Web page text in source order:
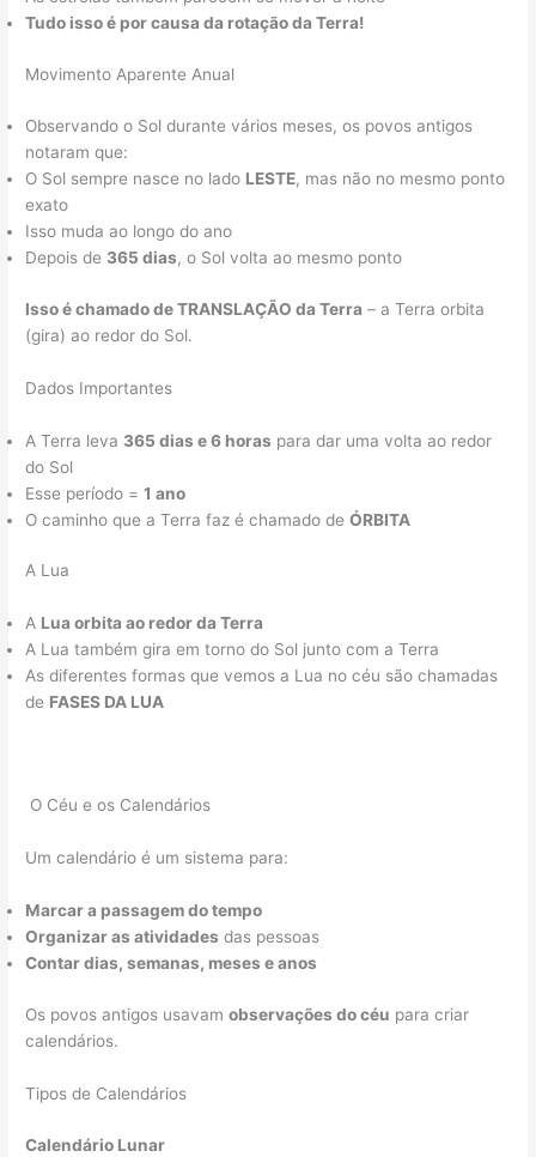
Tudo isso é por causa da rotação da Terra!
Movimento Aparente Anual
Observando o Sol durante vários meses, os povos antigos
notaram que:
O Sol sempre nasce no lado LESTE, mas não no mesmo ponto
exato
Isso muda ao longo do ano
Depois de 365 dias, o Sol volta ao mesmo ponto
Isso é chamado de TRANSLAÇÃO da Terra – a Terra orbita
(gira) ao redor do Sol.
Dados Importantes
A Terra leva 365 dias e 6 horas para dar uma volta ao redor
do Sol
Esse período =1 ano
O caminho que a Terra faz é chamado deÓRBITA
A Lua
A Lua orbita ao redor da Terra
A Lua também gira em torno do Sol junto com a Terra
As diferentes formas que vemos a Lua no céu são chamadas
de FASES DA LUA
O Céu e os Calendários
Um calendário é um sistema para:
Marcar a passagem do tempo
Organizar as atividades das pessoas
Contar dias, semanas, meses e anos
Os povos antigos usavamobservações do céu para criar
calendários.
Tipos de Calendários
Calendário Lunar